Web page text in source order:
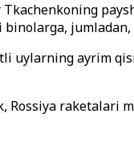
uylarning ayrim
raketalari